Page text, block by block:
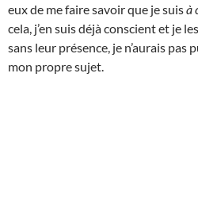
eux de me faire savoir que je suisà
cela, j’en suis déjà conscient et je
sans leur présence, je n’aurais pas
mon propre sujet.